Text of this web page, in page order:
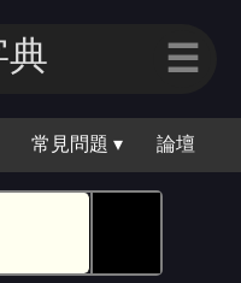
典 ☰
常見問題 ▾ 論壇